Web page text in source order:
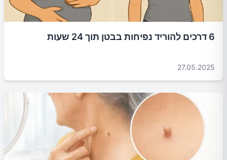
6 דרכים להוריד נפיחות בבטן תוך 24 שעות
27.05.2025